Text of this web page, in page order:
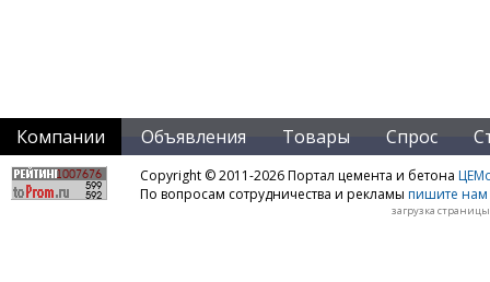
Компании Объявления Товары Спрос
Copyright © 2011-2026 Портал цемента и бетона
По вопросам сотрудничества и рекламы пишите нам
загрузка